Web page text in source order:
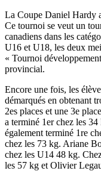
La Coupe Daniel Hardy
Ce tournoi se veut un
canadiens dans les
U16 et U18, les deux
« Tournoi
provincial.
Encore une fois, les
démarqués en obtenant
2es places et une 3e
a terminé 1er chez les
également terminé 1re
chez les 73 kg. Ariane
chez les U14 48 kg.
les 57 kg et Olivier